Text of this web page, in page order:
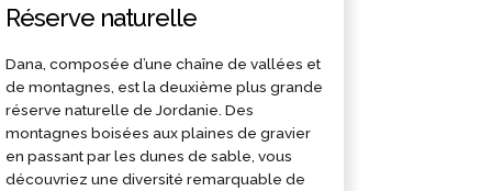
Réserve naturelle
Dana, composée d’une chaîne de vallées et
de montagnes, est la deuxième plus grande
réserve naturelle de Jordanie. Des
montagnes boisées aux plaines de gravier
en passant par les dunes de sable, vous
découvriez une diversité remarquable de